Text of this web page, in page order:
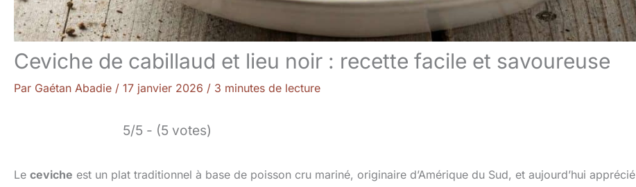
Ceviche de cabillaud et lieu noir : recette facile et savoureuse
Par Gaétan Abadie / 17 janvier 2026 / 3 minutes de lecture
5/5 - (5 votes)
Le ceviche est un plat traditionnel à base de poisson cru mariné, originaire d’Amérique du Sud, et aujourd’hui apprécié